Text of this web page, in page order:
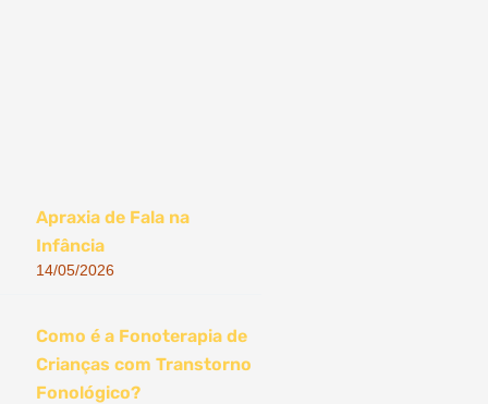
Apraxia de Fala na
Infância
14/05/2026
Como é a Fonoterapia de
Crianças com Transtorno
Fonológico?